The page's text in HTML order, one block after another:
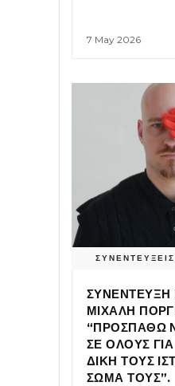
7 May 2026
ΣΥΝΕΝΤΕΥΞΕΙΣ
ΣΥΝΕΝΤΕΥΞΗ
ΜΙΧΑΛΗ
“ΠΡΟΣΠΑΘΩ
ΣΕ ΟΛΟΥΣ
ΔΙΚΗ ΤΟΥΣ
ΣΩΜΑ ΤΟΥΣ”.